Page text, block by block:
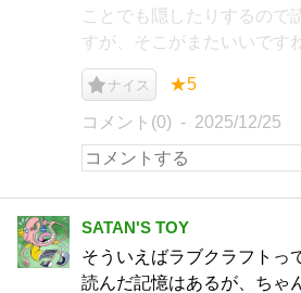
ことでも隠したりするので
すが、そこがまたいいです
ナイス ★5
コメント(0) 2025/12/25
SATAN'S TOY
そういえばラブクラフトっ
読んだ記憶はあるが、ちゃ